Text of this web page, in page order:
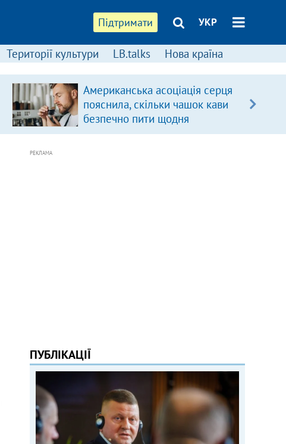
Підтримати УКР
Території культури LB.talks Нова країна
Американська асоціація серця
пояснила, скільки чашок кави
безпечно пити щодня
РЕКЛАМА
ПУБЛІКАЦІЇ